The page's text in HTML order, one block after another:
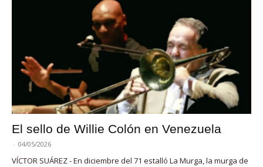
El sello de Willie Colón en Venezuela
- 04/05/2026
VÍCTOR SUÁREZ - En diciembre del 71 estalló La Murga, la murga de